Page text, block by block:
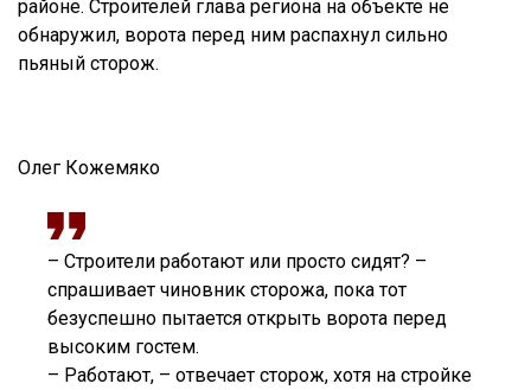
районе. Строителей глава региона на объекте не
обнаружил, ворота перед ним распахнул сильно
пьяный сторож.
Олег Кожемяко
– Строители работают или просто сидят? –
спрашивает чиновник сторожа, пока тот
безуспешно пытается открыть ворота перед
высоким гостем.
– Работают, – отвечает сторож, хотя на стройке